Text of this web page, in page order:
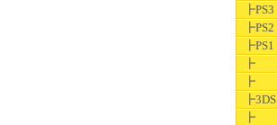
┣PS3
┣PS2
┣PS1
┣
┣
┣3DS
┣